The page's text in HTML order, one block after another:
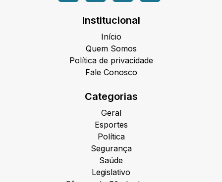
Institucional
Início
Quem Somos
Política de privacidade
Fale Conosco
Categorias
Geral
Esportes
Política
Segurança
Saúde
Legislativo